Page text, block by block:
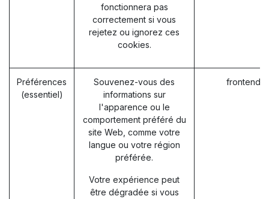
fonctionnera pas
correctement si vous
rejetez ou ignorez ces
cookies.
Préférences
(essentiel)
Souvenez-vous des
informations sur
l'apparence ou le
comportement préféré du
site Web, comme votre
langue ou votre région
préférée.
Votre expérience peut
être dégradée si vous